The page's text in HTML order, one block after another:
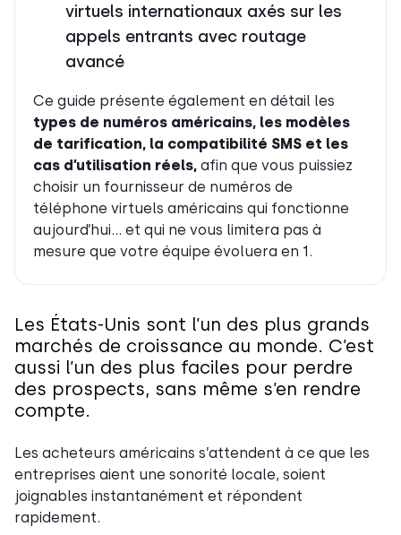
virtuels internationaux axés sur les
appels entrants avec routage
avancé
Ce guide présente également en détail les
types de numéros américains, les modèles
de tarification, la compatibilité SMS et les
cas d’utilisation réels, afin que vous puissiez
choisir un fournisseur de numéros de
téléphone virtuels américains qui fonctionne
aujourd’hui… et qui ne vous limitera pas à
mesure que votre équipe évoluera en 1.
Les États-Unis sont l’un des plus grands
marchés de croissance au monde. C’est
aussi l’un des plus faciles pour perdre
des prospects, sans même s’en rendre
compte.
Les acheteurs américains s’attendent à ce que les
entreprises aient une sonorité locale, soient
joignables instantanément et répondent
rapidement.